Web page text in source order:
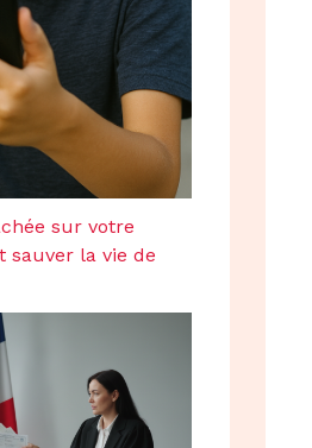
sur votre
sauver la vie de